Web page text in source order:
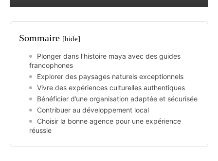
Sommaire [hide]
Plonger dans l’histoire maya avec des guides
francophones
Explorer des paysages naturels exceptionnels
Vivre des expériences culturelles authentiques
Bénéficier d’une organisation adaptée et sécurisée
Contribuer au développement local
Choisir la bonne agence pour une expérience
réussie